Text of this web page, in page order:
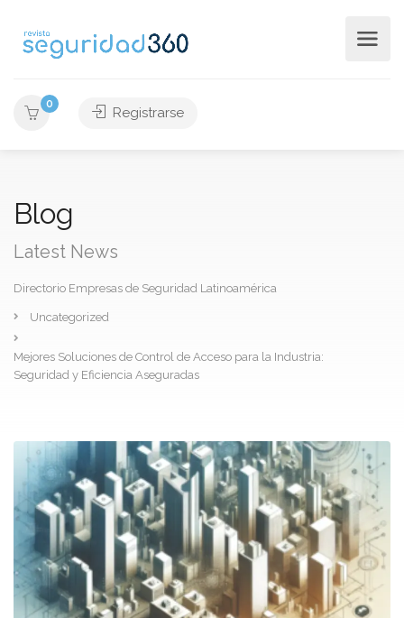
0
Registrarse
Blog
Latest News
Directorio Empresas de Seguridad Latinoamérica
Uncategorized
Mejores Soluciones de Control de Acceso para la Industria:
Seguridad y Eficiencia Aseguradas